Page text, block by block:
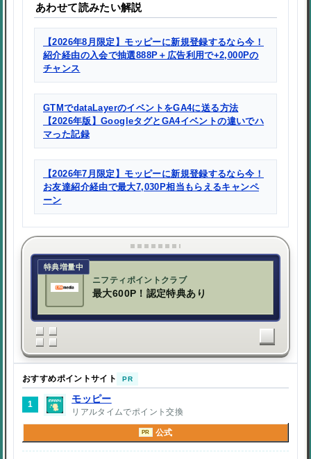
あわせて読みたい解説
【2026年8月限定】モッピーに新規登録するなら今！
紹介経由の入会で抽選888P＋広告利用で+2,000Pの
チャンス
GTMでdataLayerのイベントをGA4に送る方法
【2026年版】GoogleタグとGA4イベントの違いでハ
マった記録
【2026年7月限定】モッピーに新規登録するなら今！
お友達紹介経由で最大7,030P相当もらえるキャンペ
ーン
特典増量中
ニフティポイントクラブ
最大600P！認定特典あり
おすすめポイントサイト PR
1
モッピー
リアルタイムでポイント交換
PR 公式